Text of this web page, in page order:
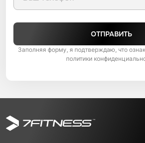
ОТПРАВИТЬ
Заполняя форму, я подтверждаю, что
политики